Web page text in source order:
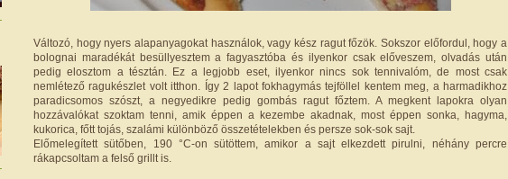
Változó, hogy nyers alapanyagokat használok, vagy kész ragut főzök. Sokszor előfordul, hogy a
bolognai maradékát besüllyesztem a fagyasztóba és ilyenkor csak előveszem, olvadás után
pedig elosztom a tésztán. Ez a legjobb eset, ilyenkor nincs sok tennivalóm, de most csak
nemlétező ragukészlet volt itthon. Így 2 lapot fokhagymás tejföllel kentem meg, a harmadikhoz
paradicsomos szószt, a negyedikre pedig gombás ragut főztem. A megkent lapokra olyan
hozzávalókat szoktam tenni, amik éppen a kezembe akadnak, most éppen sonka, hagyma,
kukorica, főtt tojás, szalámi különböző összetételekben és persze sok-sok sajt.
Előmelegített sütőben, 190 °C-on sütöttem, amikor a sajt elkezdett pirulni, néhány percre
rákapcsoltam a felső grillt is.